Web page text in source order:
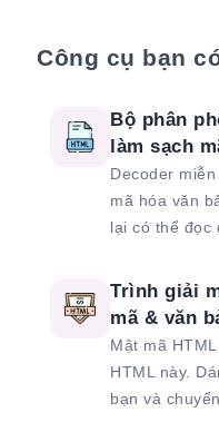
Công cụ bạn
Bộ phân
làm sạch
Decoder
mã hóa văn
lại có thể đọc
Trình giải
mã & văn
Mật mã
HTML này.
bạn và